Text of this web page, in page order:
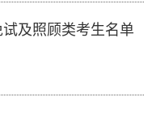
及照顾类考生名单